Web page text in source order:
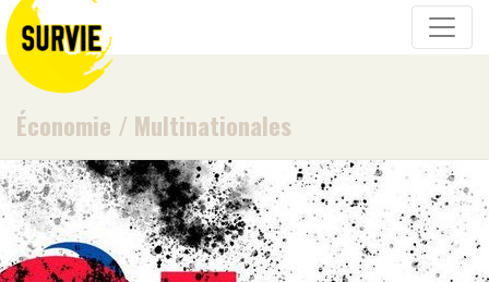
Économie / Multinationales